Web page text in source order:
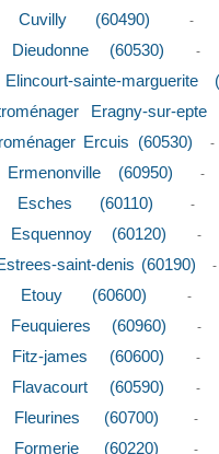
Cuvilly (60490)
-
Dieudonne (60530)
-
sainte-marguerite
Eragny-sur-epte
Ercuis (60530) -
(60950)
-
Esches (60110)
-
Esquennoy (60120)
-
saint-denis (60190)
-
Etouy (60600)
-
Feuquieres (60960)
-
Fitz-james (60600)
-
Flavacourt (60590)
-
Fleurines (60700)
-
Formerie (60220)
-